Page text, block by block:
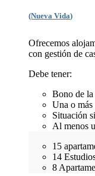
(Nueva Vida)
Ofrecemos
con gestión de
Debe tener:
Bono de la
Una o más
Situación
Al menos
15
14
8